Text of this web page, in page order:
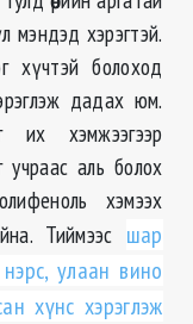
мэндэд хэрэгтэй.
хүчтэй болоход
дадах юм.
их хэмжээгээр
учраас аль болох
хэмээх
Тиймээс шар
улаан вино
хүнс хэрэглэж